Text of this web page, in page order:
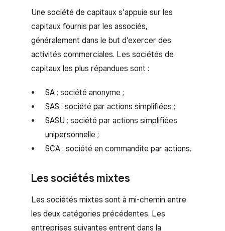
Une société de capitaux s’appuie sur les
capitaux fournis par les associés,
généralement dans le but d’exercer des
activités commerciales. Les sociétés de
capitaux les plus répandues sont :
SA : société anonyme ;
SAS : société par actions simplifiées ;
SASU : société par actions simplifiées
unipersonnelle ;
SCA : société en commandite par actions.
Les sociétés mixtes
Les sociétés mixtes sont à mi-chemin entre
les deux catégories précédentes. Les
entreprises suivantes entrent dans la